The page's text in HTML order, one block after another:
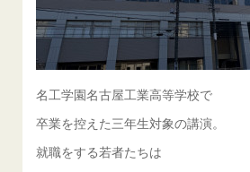
名工学園名古屋工業高等学校で
卒業を控えた三年生対象の講演。
就職をする若者たちは